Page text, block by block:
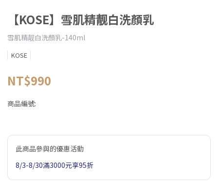
【KOSE】雪肌精靓白洗顏乳
雪肌精靓白洗顏乳-140ml
KOSE
NT$990
商品編號:
此商品參與的優惠活動
8/3-8/30滿3000元享95折